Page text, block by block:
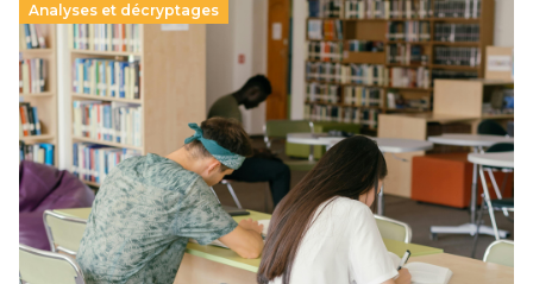
Analyses et décryptages
Supérieur privé : une dérive qui met à mal la
promesse républicaine
11 juillet 2026-
Le projet de loi sur la régulation de l’enseignement
supérieur privé met en lumière l’amplification d’un système
qui relègue l’acte pédagogique au superfétatoire, voire à…
Lire la suite →